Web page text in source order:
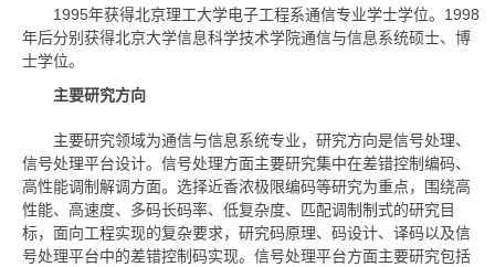
1995年获得北京理工大学电子工程系通信专业学士学位。1998
年后分别获得北京大学信息科学技术学院通信与信息系统硕士、博
士学位。
主要研究方向
主要研究领域为通信与信息系统专业，研究方向是信号处理、
信号处理平台设计。信号处理方面主要研究集中在差错控制编码、
高性能调制解调方面。选择近香浓极限编码等研究为重点，围绕高
性能、高速度、多码长码率、低复杂度、匹配调制制式的研究目
标，面向工程实现的复杂要求，研究码原理、码设计、译码以及信
号处理平台中的差错控制码实现。信号处理平台方面主要研究包括